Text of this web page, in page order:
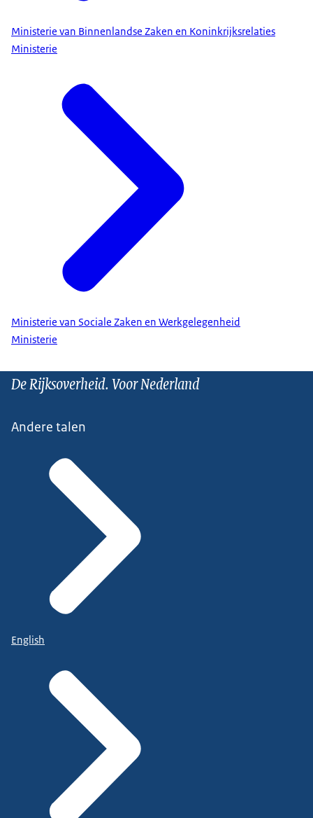
Ministerie van Binnenlandse Zaken en Koninkrijksrelaties
Ministerie
Ministerie van Sociale Zaken en Werkgelegenheid
Ministerie
De Rijksoverheid. Voor Nederland
Andere talen
English